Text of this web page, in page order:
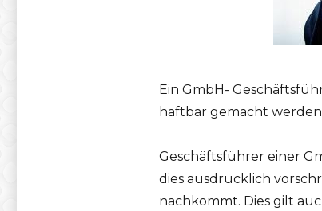
Ein GmbH-
haftbar gemacht
Geschäftsführer einer
dies ausdrücklich
nachkommt. Dies gilt